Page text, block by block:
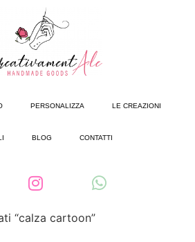
PERSONALIZZA LE CREAZIONI
BLOG CONTATTI
“calza cartoon”